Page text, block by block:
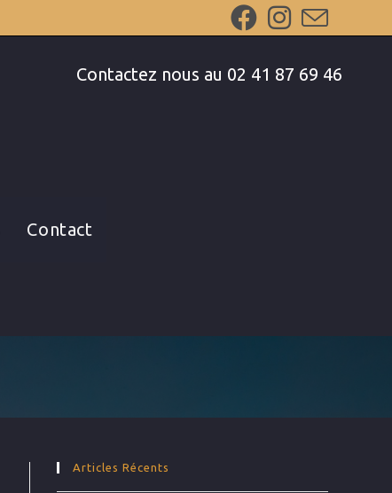
Contactez nous au 02 41 87 69 46
Contact
Articles Récents